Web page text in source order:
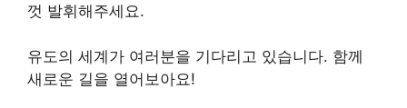
껏 발휘해주세요.
유도의 세계가 여러분을 기다리고 있습니다. 함께
새로운 길을 열어보아요!